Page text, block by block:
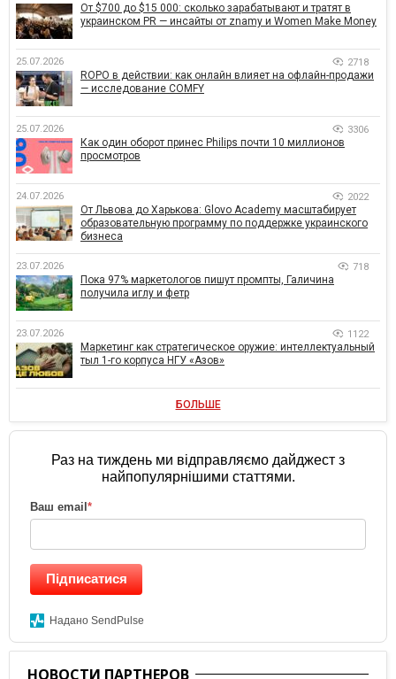
От $700 до $15 000: сколько зарабатывают и тратят в
украинском PR — инсайты от znamy и Women Make Money
25.07.2026 2718
ROPO в действии: как онлайн влияет на офлайн-продажи
— исследование COMFY
25.07.2026 3306
Как один оборот принес Philips почти 10 миллионов
просмотров
24.07.2026 2022
От Львова до Харькова: Glovo Academy масштабирует
образовательную программу по поддержке украинского
бизнеса
23.07.2026 718
Пока 97% маркетологов пишут промпты, Галичина
получила иглу и фетр
23.07.2026 1122
Маркетинг как стратегическое оружие: интеллектуальный
тыл 1-го корпуса НГУ «Азов»
БОЛЬШЕ
Раз на тиждень ми відправляємо дайджест з
найпопулярнішими статтями.
Ваш email *
Підписатися
Надано SendPulse
НОВОСТИ ПАРТНЕРОВ